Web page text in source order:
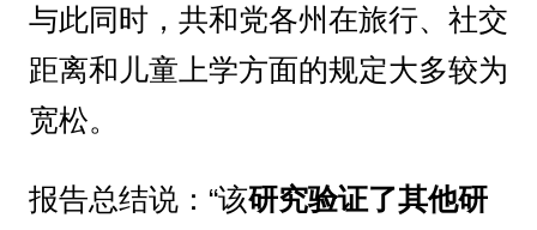
与此同时，共和党各州在旅行、社交
距离和儿童上学方面的规定大多较为
宽松。
报告总结说：“该研究验证了其他研